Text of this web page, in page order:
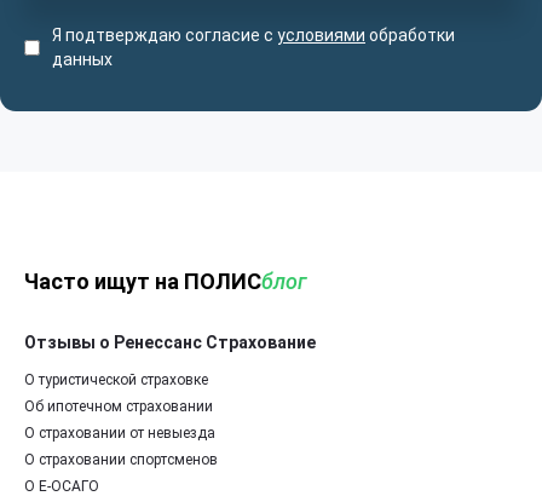
Я подтверждаю согласие с условиями обработки
данных
Часто ищут на ПОЛИСблог
Отзывы о Ренессанс Страхование
О туристической страховке
Об ипотечном страховании
О страховании от невыезда
О страховании спортсменов
О Е-ОСАГО